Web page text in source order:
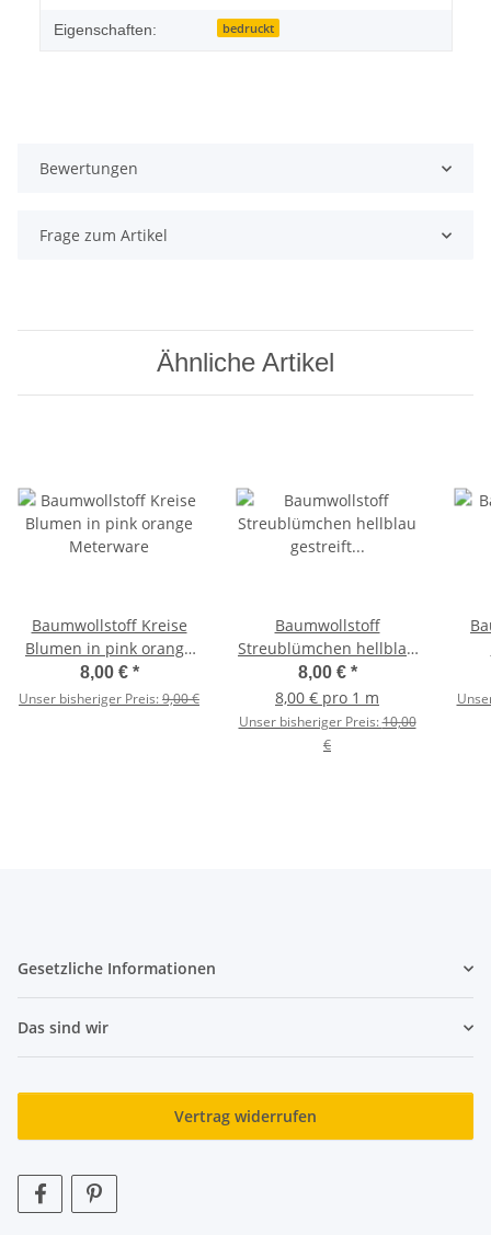
Eigenschaften: bedruckt
Bewertungen
Frage zum Artikel
Ähnliche Artikel
Baumwollstoff Kreise
Blumen in pink orange
Meterware
8,00 € *
Unser bisheriger Preis:9,00 €
Baumwollstoff
Streublümchen hellblau
gestreift Meterware
8,00 € *
8,00 € pro 1 m
Unser bisheriger Preis:10,00
€
Gesetzliche Informationen
Das sind wir
Vertrag widerrufen